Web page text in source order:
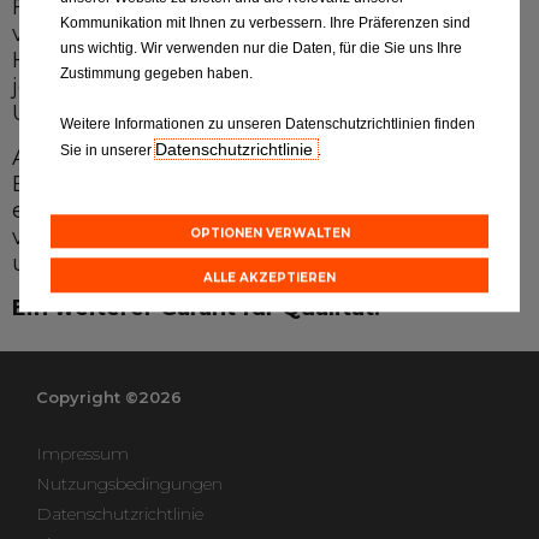
Unser Sortiment EUROREPAR
Kundenservice
Alle Werkstätten
Dem Netz beitreten
Fahrzeugs bestens auskennen, unabhängig
von seiner Marke und unter Einhaltung der
Herstellervorgaben. Unsere Teams können
jederzeit markenübergreifende, technische
Unterstützung in Anspruch nehmen.
Alle Ersatzteile der markenübergreifenden
Eurorepar-Produktreihe sind getestet und
erfüllen strikt die Herstellervorgaben. Sie
verfügen über 2 Jahre Garantie auf alle Teile
und Arbeit.
Ein weiterer Garant für Qualität!
Copyright ©2026
Impressum
Nutzungsbedingungen
Datenschutzrichtlinie
Kommunikation mit Ihnen zu verbessern. Ihre Präferenzen sind
uns wichtig. Wir verwenden nur die Daten, für die Sie uns Ihre
Zustimmung gegeben haben.
Weitere Informationen zu unseren Datenschutzrichtlinien finden
Sie in unsererDatenschutzrichtlinie .
OPTIONEN VERWALTEN
ALLE AKZEPTIEREN